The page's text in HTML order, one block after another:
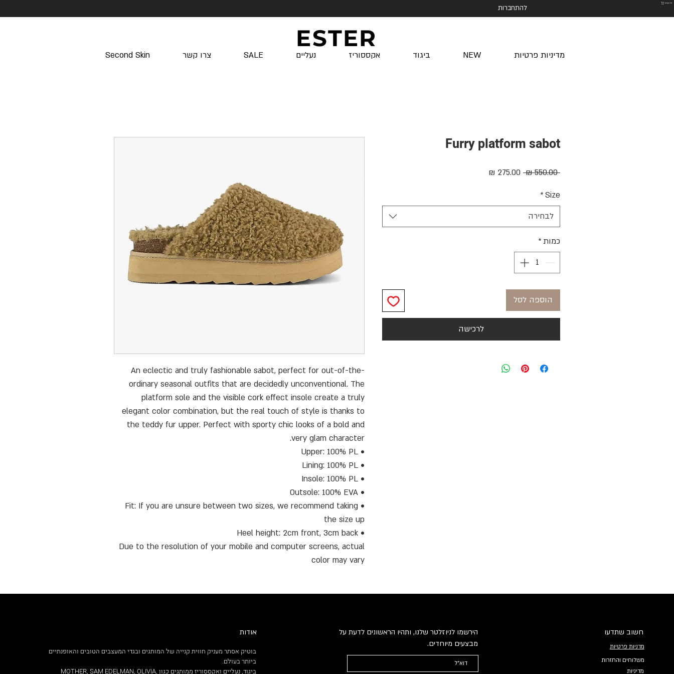
להתחברות
סל הקניות
ESTER
מדיניות פרטיות NEW ביגוד אקססוריז נעליים SALE צרו קשר Second Skin
An eclectic and truly fashionable sabot, perfect for out-of-the-
ordinary seasonal outfits that are decidedly unconventional. The
platform sole and the visible cork effect insole create a truly
elegant color combination, but the real touch of style is thanks to
the teddy fur upper. Perfect with sporty chic looks of a bold and
very glam character.
• Upper: 100% PL
• Lining: 100% PL
• Insole: 100% PL
• Outsole: 100% EVA
• Fit: If you are unsure between two sizes, we recommend taking
the size up
• Heel height: 2cm front, 3cm back
Due to the resolution of your mobile and computer screens, actual
color may vary
Furry platform sabot
‏550.00 ‏₪
מחיר
Size
*
לבחירה
כמות*
הוספה לסל
לרכישה
אודות
בוטיק אסתר מעניק חווית קנייה של המותגים ובגדי המעצבים הטובים והאופנתיים
ביותר בעולם.
ביגוד, נעליים ואקססוריז ממותגים כגון MOTHER, SAM EDELMAN, OLIVIA,
הירשמו לניוזלטר שלנו, ותהיו הראשונים לדעת על
מבצעים מיוחדים.
חשוב שתדעו
מדניות פרטיות
משלוחים והחזרות
מדיניות